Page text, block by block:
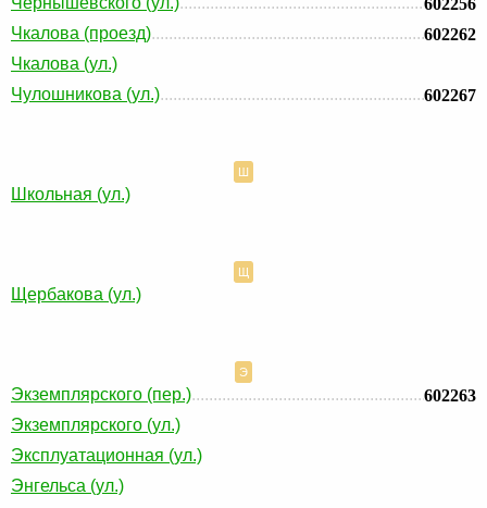
602256
Чкалова (проезд)
602262
Чкалова (ул.)
Чулошникова (ул.)
602267
Ш
Школьная (ул.)
Щ
Щербакова (ул.)
Э
Экземплярского (пер.)
602263
Экземплярского (ул.)
Эксплуатационная (ул.)
Энгельса (ул.)